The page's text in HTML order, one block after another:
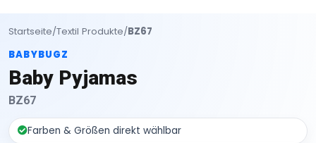
Startseite/Textil Produkte/BZ67
BABYBUGZ
Baby Pyjamas
BZ67
Farben & Größen direkt wählbar